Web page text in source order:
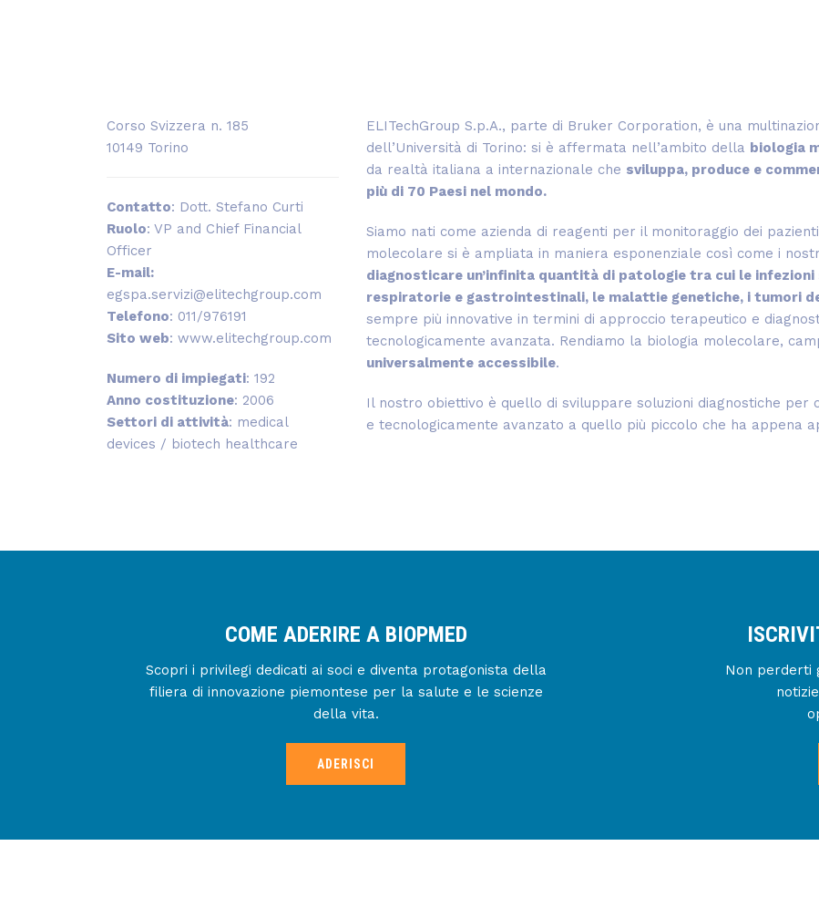
Corso Svizzera n. 185
10149 Torino
Contatto: Dott. Stefano Curti
Ruolo: VP and Chief Financial
Officer
E-mail:
egspa.servizi@elitechgroup.com
Telefono: 011/976191
Sito web: www.elitechgroup.com
Numero di impiegati: 192
Anno costituzione: 2006
Settori di attività: medical
devices / biotech healthcare
ELITechGroup S.p.A., parte di Bruker Corporation, è una
dell’Università di Torino: si è affermata nell’ambito della biologia
da realtà italiana a internazionale che sviluppa, produce e
più di 70 Paesi nel mondo.
Siamo nati come azienda di reagenti per il monitoraggio dei
molecolare si è ampliata in maniera esponenziale così come i
diagnosticare un’infinita quantità di patologie tra cui le
respiratorie e gastrointestinali, le malattie genetiche, i tumori
sempre più innovative in termini di approccio terapeutico e
tecnologicamente avanzata. Rendiamo la biologia molecolare,
universalmente accessibile.
Il nostro obiettivo è quello di sviluppare soluzioni diagnostiche
e tecnologicamente avanzato a quello più piccolo che ha appena
COME ADERIRE A BIOPMED
Scopri i privilegi dedicati ai soci e diventa protagonista della
filiera di innovazione piemontese per la salute e le scienze
della vita.
ADERISCI
Non perderti